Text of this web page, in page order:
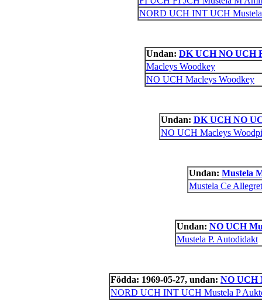
NORD UCH INT UCH
Undan: DK UCH NO UCH
Macleys Woodkey
NO UCH Macleys Woodkey
Undan: DK UCH NO
NO UCH Macleys
Undan: Mustela
Mustela Ce
Undan: NO UCH
Mustela P. Autodidakt
Födda: 1969-05-27, undan: NO UCH
NORD UCH INT UCH Mustela P